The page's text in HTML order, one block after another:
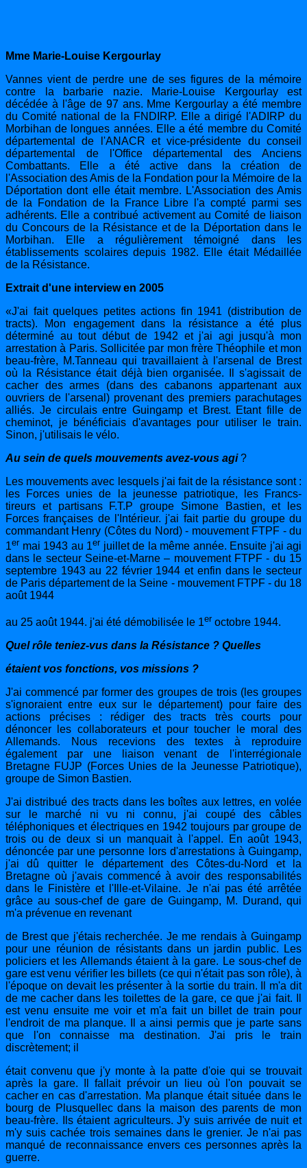
Mme Marie-Louise Kergourlay
Vannes vient de perdre une de ses figures de la mémoire
contre la barbarie nazie. Marie-Louise Kergourlay est
décédée à l'âge de 97 ans. Mme Kergourlay a été membre
du Comité national de la FNDIRP. Elle a dirigé l'ADIRP du
Morbihan de longues années. Elle a été membre du Comité
départemental de l'ANACR et vice-présidente du conseil
départemental de l'Office départemental des Anciens
Combattants. Elle a été active dans la création de
l'Association des Amis de la Fondation pour la Mémoire de la
Déportation dont elle était membre. L'Association des Amis
de la Fondation de la France Libre l'a compté parmi ses
adhérents. Elle a contribué activement au Comité de liaison
du Concours de la Résistance et de la Déportation dans le
Morbihan. Elle a régulièrement témoigné dans les
établissements scolaires depuis 1982. Elle était Médaillée
de la Résistance.
Extrait d'une interview en 2005
«J'ai fait quelques petites actions fin 1941 (distribution de
tracts). Mon engagement dans la résistance a été plus
déterminé au tout début de 1942 et j'ai agi jusqu'à mon
arrestation à Paris. Sollicitée par mon frère Théophile et mon
beau-frère, M.Tanneau qui travaillaient à l'arsenal de Brest
où la Résistance était déjà bien organisée.
Il s'agissait de
cacher des armes (dans des cabanons appartenant aux
ouvriers de l'arsenal) provenant des premiers parachutages
alliés. Je circulais entre Guingamp et Brest. Etant fille de
cheminot, je bénéficiais d'avantages pour utiliser le train.
Sinon, j'utilisais le vélo.
Au sein de quels mouvements avez-vous agi?
Les mouvements avec lesquels j'ai fait de la résistance sont :
les Forces unies de la jeunesse patriotique, les Francs-
tireurs et partisans F.T.P groupe Simone Bastien, et les
Forces françaises de l'Intérieur. j'ai fait partie du groupe du
commandant Henry (Côtes du Nord) - mouvement FTPF - du
1er mai 1943 au 1er juillet de la même année. Ensuite j'ai agi
dans le secteur Seine-et-Marne – mouvement FTPF - du 15
septembre 1943 au 22 février 1944 et enfin dans le secteur
de Paris département de la Seine - mouvement FTPF - du 18
août 1944
au 25 août 1944. j'ai été démobilisée le 1er octobre 1944.
Quel rôle teniez-vus dans la Résistance ? Quelles
étaient vos fonctions, vos missions ?
J'ai commencé par former des groupes de trois (les groupes
s'ignoraient entre eux sur le département) pour faire des
actions précises : rédiger des tracts très courts pour
dénoncer les collaborateurs et pour toucher le moral des
Allemands. Nous recevions des textes à reproduire
également par une liaison venant de l'interrégionale
Bretagne FUJP (Forces Unies de la Jeunesse Patriotique),
groupe de Simon Bastien.
J'ai distribué des tracts dans les boîtes aux lettres, en volée
sur le marché ni vu ni connu, j'ai coupé des câbles
téléphoniques et électriques en 1942 toujours par groupe de
trois ou de deux si un manquait à l'appel. En août 1943,
dénoncée par une personne lors d'arrestations à Guingamp,
j'ai dû quitter le département des Côtes-du-Nord et la
Bretagne où j'avais commencé à avoir des responsabilités
dans le Finistère et l'Ille-et-Vilaine. Je n'ai pas été arrêtée
grâce au sous-chef de gare de Guingamp, M. Durand, qui
m'a prévenue en revenant
de Brest que j'étais recherchée. Je me rendais à Guingamp
pour une réunion de résistants dans un jardin public. Les
policiers et les Allemands étaient à la gare. Le sous-chef de
gare est venu vérifier les billets (ce qui n'était pas son rôle), à
l'époque on devait les présenter à la sortie du train. Il m'a dit
de me cacher dans les toilettes de la gare, ce que j'ai fait. Il
est venu ensuite me voir et m'a fait un billet de train pour
l'endroit de ma planque. Il a ainsi permis que je parte sans
que l'on connaisse ma destination. J'ai pris le train
discrètement; il
était convenu que j'y monte à la patte d'oie qui se trouvait
après la gare. Il fallait prévoir un lieu où l'on pouvait se
cacher en cas d'arrestation. Ma planque était située dans le
bourg de Plusquellec dans la maison des parents de mon
beau-frère. Ils étaient agriculteurs. J'y suis arrivée de nuit et
m'y suis cachée trois semaines dans le grenier. Je n'ai pas
manqué de reconnaissance envers ces personnes après la
guerre.